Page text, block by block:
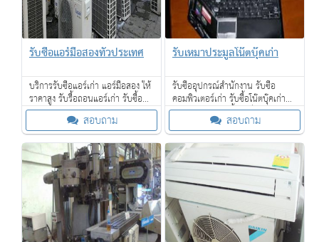
รับซื้อแอร์มือสองทั่วประเทศ
บริการรับซื้อแอร์เก่า แอร์มือสอง ให้
ราคาสูง รับรื้อถอนแอร์เก่า รับซื้อ
ของเก่าทุกชนิดจำนวนมาก บริการ
รับซื้อถึงที่ จ่ายเงินสด ให้ราคาดี
สอบถาม
รับเหมาประมูลโน๊ตบุ๊คเก่า
รับซื้ออุปกรณ์สำนักงาน รับซื้อ
คอมพิวเตอร์เก่า รับซื้อโน๊ตบุ๊คเก่าพูด
คุยกันก่อนได้ รับซื้อถึงที่ ถึงโรงงาน
ของท่าน ตามกำหนดเวลา ให้ราคาดี
สอบถาม